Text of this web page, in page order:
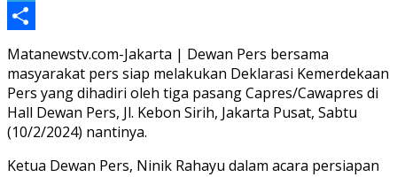
Telegram
Share
Matanewstv.com-Jakarta | Dewan Pers bersama
masyarakat pers siap melakukan Deklarasi Kemerdekaan
Pers yang dihadiri oleh tiga pasang Capres/Cawapres di
Hall Dewan Pers, Jl. Kebon Sirih, Jakarta Pusat, Sabtu
(10/2/2024) nantinya.
Ketua Dewan Pers, Ninik Rahayu dalam acara persiapan